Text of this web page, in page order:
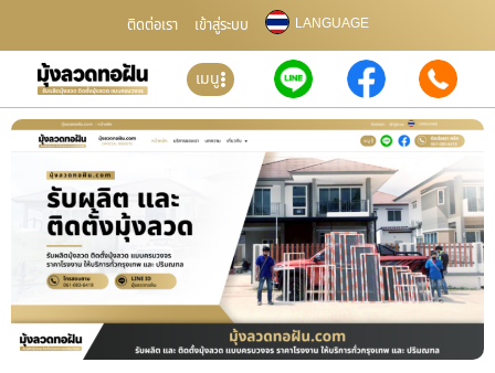
ติดต่อเรา เข้าสู่ระบบ LANGUAGE
เมนู